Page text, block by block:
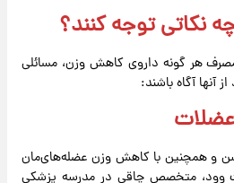
نکاتی توجه کنند؟
هر گونه داروی کاهش وزن، مسائلی
آنها آگاه باشند:
و همچنین با کاهش وزن عضله‌های‌مان
وود، متخصص چاقی در مدرسه پزشکی